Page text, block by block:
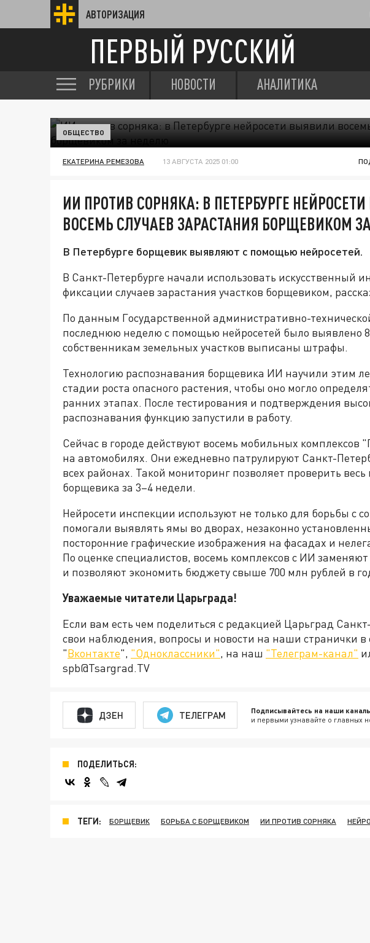
АВТОРИЗАЦИЯ
ПЕРВЫЙ РУССКИЙ
РУБРИКИ НОВОСТИ АНАЛИТИКА
ОБЩЕСТВО
ЕКАТЕРИНА РЕМЕЗОВА 13 АВГУСТА 2025 01:00
ИИ ПРОТИВ СОРНЯКА: В ПЕТЕРБУРГЕ
ВОСЕМЬ СЛУЧАЕВ ЗАРАСТАНИЯ БОРЩЕВИКОМ
В Петербурге борщевик выявляют с помощью нейросетей.
В Санкт-Петербурге начали использовать искусственный
фиксации случаев зарастания участков борщевиком,
По данным Государственной административно-
последнюю неделю с помощью нейросетей было выявлено
собственникам земельных участков выписаны штрафы.
Технологию распознавания борщевика ИИ научили этим
стадии роста опасного растения, чтобы оно могло
ранних этапах. После тестирования и подтверждения
распознавания функцию запустили в работу.
Сейчас в городе действуют восемь мобильных комплексов
на автомобилях. Они ежедневно патрулируют Санкт-
всех районах. Такой мониторинг позволяет проверить
борщевика за 3–4 недели.
Нейросети инспекции используют не только для борьбы с
помогали выявлять ямы во дворах, незаконно
посторонние графические изображения на фасадах и
По оценке специалистов, восемь комплексов с ИИ заменяют
и позволяют экономить бюджету свыше 700 млн рублей в
Уважаемые читатели Царьграда!
Если вам есть чем поделиться с редакцией Царьград
свои наблюдения, вопросы и новости на наши странички в
"Вконтакте", "Одноклассники", на наш "Телеграм-канал"
spb@Tsargrad.TV
ДЗЕН ТЕЛЕГРАМ Подписывайтесь на наши
и первыми узнавайте о главных
ПОДЕЛИТЬСЯ:
ТЕГИ: БОРЩЕВИК БОРЬБА С БОРЩЕВИКОМ ИИ ПРОТИВ СОРНЯКА